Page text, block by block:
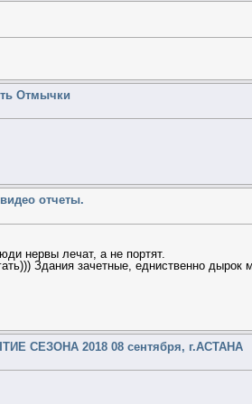
Отмычки
отчеты.
нервы лечат, а не портят.
Здания зачетные, едниственно дырок
СЕЗОНА 2018 08 сентября, г.АСТАНА